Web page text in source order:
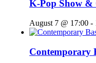
K-Pop Show &
August 7 @ 17:00 -
Contemporary